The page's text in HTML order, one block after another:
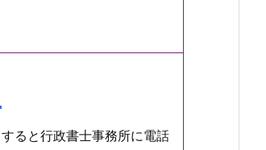
ると行政書士事務所に電話